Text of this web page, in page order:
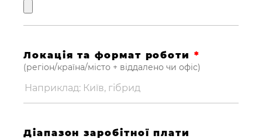
Локація та формат роботи *
(регіон/країна/місто + віддалено чи офіс)
Діапазон заробітної плати